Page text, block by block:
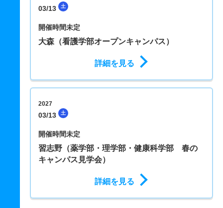
03/13 土
開催時間未定
大森（看護学部オープンキャンパス）
詳細を見る
2027
03/13 土
開催時間未定
習志野（薬学部・理学部・健康科学部 春の
キャンパス見学会）
詳細を見る